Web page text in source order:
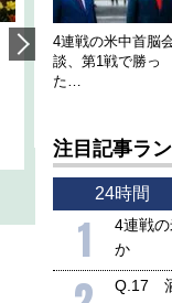
韓国にも理解し
1905年体制」
全保障協力の意味
4連戦の米中首脳
談、第1戦で勝っ
た…
注目記事ラ
24時間
1
4連戦
か
Q.17